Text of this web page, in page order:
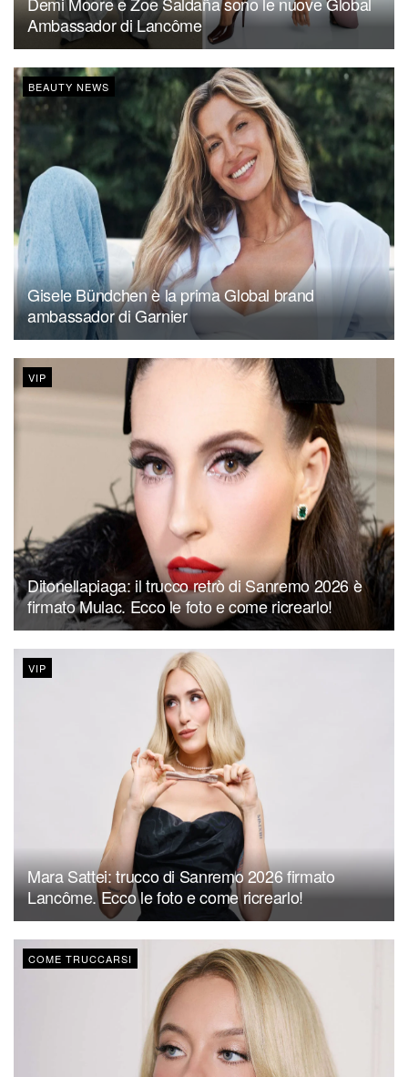
Ambassador di Lancôme
BEAUTY NEWS
Gisele Bündchen è la prima Global brand
ambassador di Garnier
VIP
Ditonellapiaga: il trucco retrò di Sanremo 2026 è
firmato Mulac. Ecco le foto e come ricrearlo!
VIP
Mara Sattei: trucco di Sanremo 2026 firmato
Lancôme. Ecco le foto e come ricrearlo!
COME TRUCCARSI